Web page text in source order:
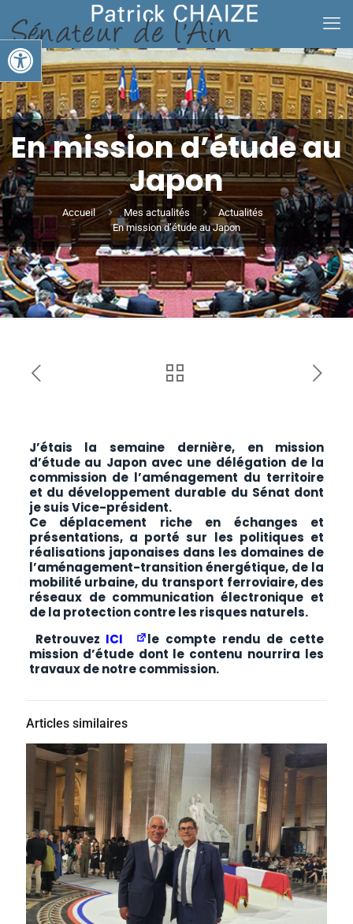
Ouvrir la barre d’outils
En mission d’étude au
Japon
Accueil Mes actualités
Actualités
En mission d’étude au Japon
J’étais la semaine dernière, en mission
d’étude au Japon avec une délégation de la
commission de l’aménagement du territoire
et du développement durable du Sénat dont
je suis Vice-président.
Ce déplacement riche en échanges et
présentations, a porté sur les politiques et
réalisations japonaises dans les domaines de
l’aménagement-transition énergétique, de la
mobilité urbaine, du transport ferroviaire, des
réseaux de communication électronique et
de la protection contre les risques naturels.
Retrouvez ICI
le compte rendu de cette
mission d’étude dont le contenu nourrira les
travaux de notre commission.
Articles similaires